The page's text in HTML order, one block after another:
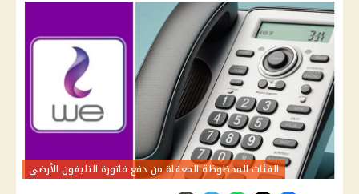
الفئات المحظوظة المعفاة من دفع فاتورة التليفون الأرضي